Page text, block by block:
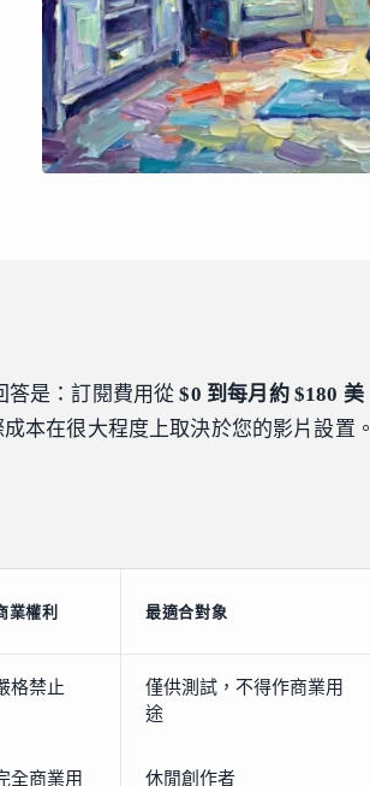
答是：訂閱費用從$0 到每月約 $180 美
本在很大程度上取決於您的影片設置。
業權利 最適合對象
格禁止
僅供測試，不得作商業用
途
全商業用
休閒創作者